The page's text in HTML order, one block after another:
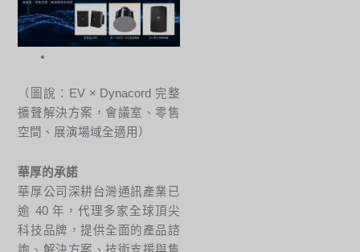
（圖說：EV × Dynacord 完整
擴聲解決方案，會議室、零售
空間、展演場域全適用）
華厚的承諾
華厚公司深耕台灣通訊產業已
逾 40 年，代理多家全球頂尖
科技品牌，提供全面的產品諮
詢、解決方案、技術支援與售